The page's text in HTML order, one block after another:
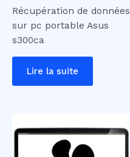
Récupération de données
sur pc portable Asus
s300ca
Lire la suite